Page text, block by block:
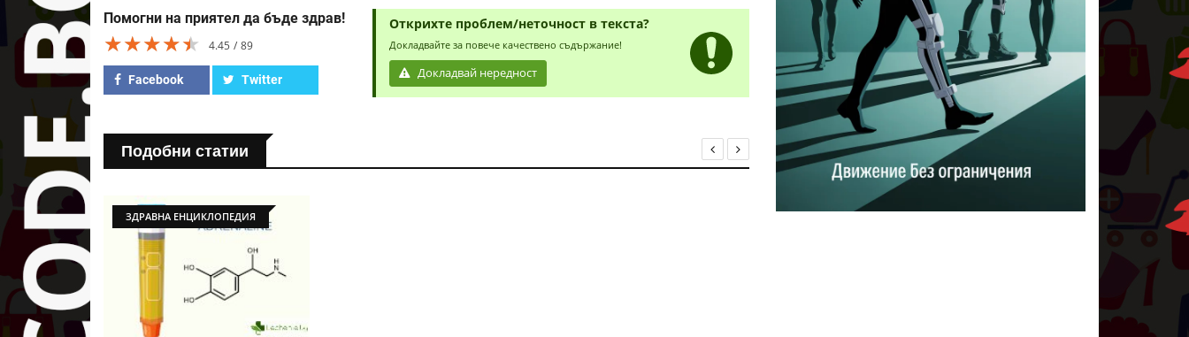
Помогни на приятел да бъде здрав!
★★★★★
★★★★★
★★★★★ 4.45 89
Facebook Twitter
Открихте проблем/неточност в текста?
Докладвайте за повече качествено съдържание!
Докладвай нередност
Подобни статии
ЗДРАВНА ЕНЦИКЛОПЕДИЯ